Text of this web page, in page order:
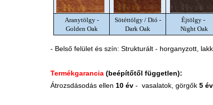
Aranytölgy -
Golden Oak
Sötéttölgy / Dió -
Dark Oak
Éjtölgy -
Night Oak
- Belső felület és szín: Strukturált - horganyzott,
Termékgarancia (beépítőtől független):
Átrozsdásodás ellen 10 év - vasalatok, görgők 5 év